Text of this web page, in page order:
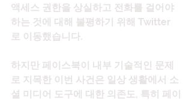
액세스 권한을 상실하고 전화를 걸어야
하는 것에 대해 불평하기 위해 Twitter
로 이동했습니다.
하지만 페이스북이 내부 기술적인 문제
로 지목한 이번 사건은 일상 생활에서 소
셜 미디어 도구에 대한 의존도, 특히 페이